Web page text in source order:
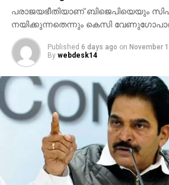
പരാജയഭീതിയാണ് ബിജെപിയെയും
നയിക്കുന്നതെന്നും കെസി
Published 6 days ago on November
By webdesk14